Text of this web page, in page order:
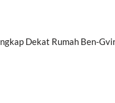
Dekat Rumah Ben-